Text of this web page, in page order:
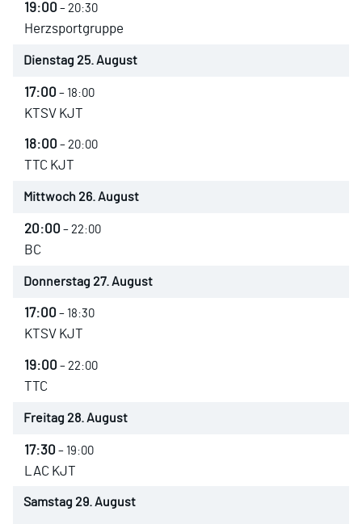
19:00 – 20:30
Herzsportgruppe
Dienstag 25. August
17:00 – 18:00
KTSV KJT
18:00 – 20:00
TTC KJT
Mittwoch 26. August
20:00 – 22:00
BC
Donnerstag 27. August
17:00 – 18:30
KTSV KJT
19:00 – 22:00
TTC
Freitag 28. August
17:30 – 19:00
LAC KJT
Samstag 29. August